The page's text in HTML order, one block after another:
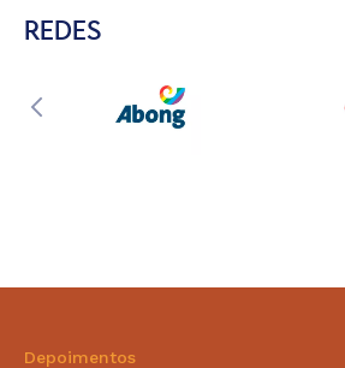
REDES
Depoimentos